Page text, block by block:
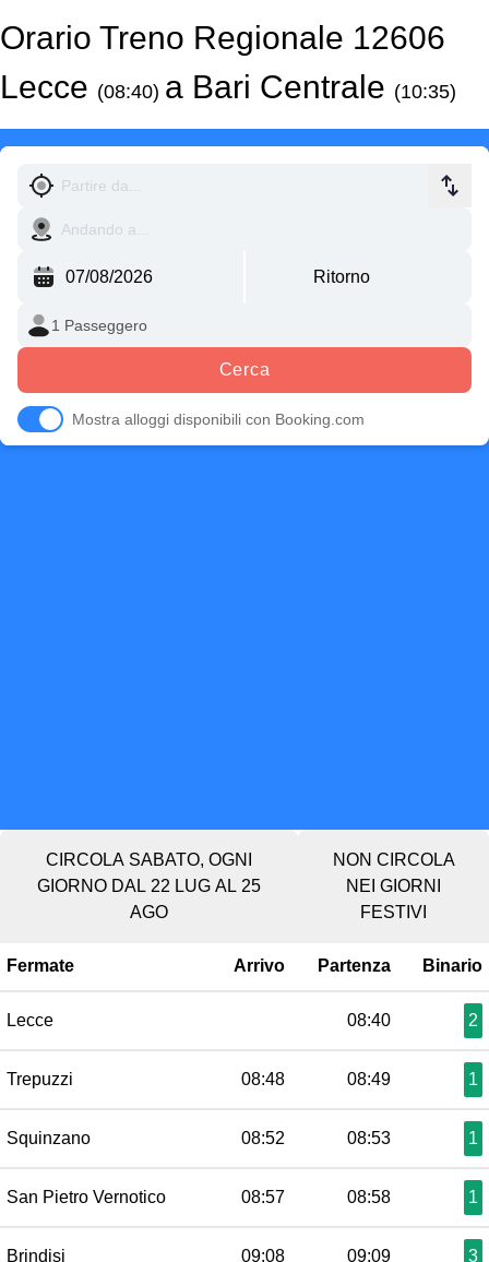
Orario Treno Regionale 12606
Lecce (08:40) a Bari Centrale (10:35)
Cerca
Mostra alloggi disponibili con Booking.com
CIRCOLA SABATO, OGNI
GIORNO DAL 22 LUG AL 25
AGO
NON CIRCOLA
NEI GIORNI
FESTIVI
Fermate Arrivo Partenza Binario
Lecce 08:40 2
Trepuzzi 08:48 08:49 1
Squinzano 08:52 08:53 1
San Pietro Vernotico 08:57 08:58 1
Brindisi 09:08 09:09 3